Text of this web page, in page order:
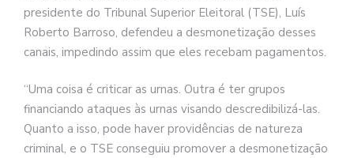
presidente do Tribunal Superior Eleitoral (TSE), Luís
Roberto Barroso, defendeu a desmonetização desses
canais, impedindo assim que eles recebam pagamentos.
“Uma coisa é criticar as urnas. Outra é ter grupos
financiando ataques às urnas visando descredibilizá-las.
Quanto a isso, pode haver providências de natureza
criminal, e o TSE conseguiu promover a desmonetização